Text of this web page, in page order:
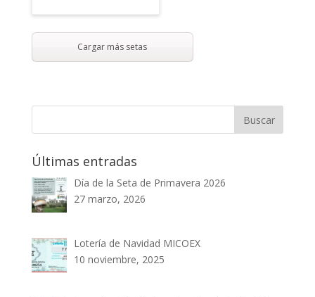
Cargar más setas
Últimas entradas
Día de la Seta de Primavera 2026
27 marzo, 2026
Lotería de Navidad MICOEX
10 noviembre, 2025